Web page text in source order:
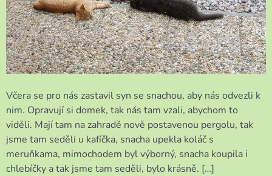
Včera se pro nás zastavil syn se snachou, aby nás odvezli k
nim. Opravují si domek, tak nás tam vzali, abychom to
viděli. Mají tam na zahradě nově postavenou pergolu, tak
jsme tam seděli u kafíčka, snacha upekla koláč s
meruňkama, mimochodem byl výborný, snacha koupila i
chlebíčky a tak jsme tam seděli, bylo krásně. […]